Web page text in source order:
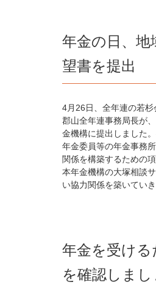
年金の日、地
望書を提出
4月26日、全年連の若杉
郡山全年連事務局長が
金機構に提出しました
年金委員等の年金事務
関係を構築するための
本年金機構の大塚相談
い協力関係を築いてい
年金を受け
を確認しまし